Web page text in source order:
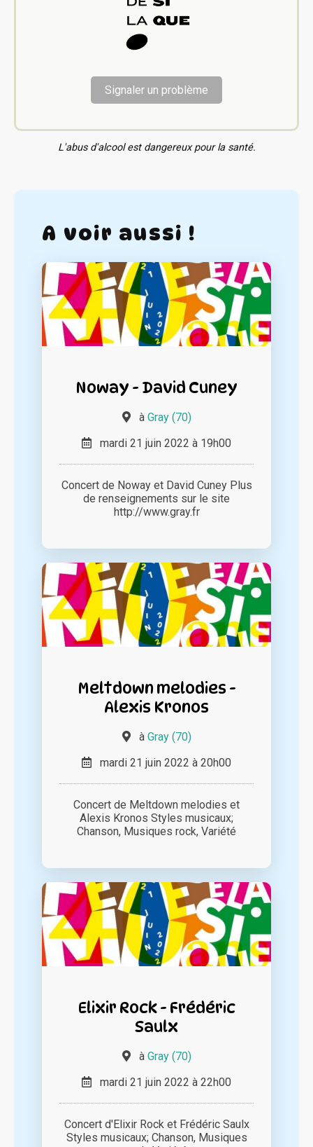
Signaler un problème
L'abus d'alcool est dangereux pour la santé.
A voir aussi !
Noway - David Cuney
à Gray (70)
mardi 21 juin 2022 à 19h00
Concert de Noway et David Cuney Plus
de renseignements sur le site
http://www.gray.fr
Meltdown melodies -
Alexis Kronos
à Gray (70)
mardi 21 juin 2022 à 20h00
Concert de Meltdown melodies et
Alexis Kronos Styles musicaux;
Chanson, Musiques rock, Variété
Elixir Rock - Frédéric
Saulx
à Gray (70)
mardi 21 juin 2022 à 22h00
Concert d'Elixir Rock et Frédéric Saulx
Styles musicaux; Chanson, Musiques